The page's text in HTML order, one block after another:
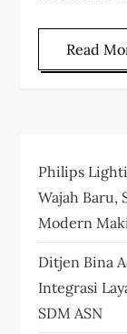
Read
Philips
Wajah Baru,
Modern
Ditjen Bina
Integrasi
SDM ASN